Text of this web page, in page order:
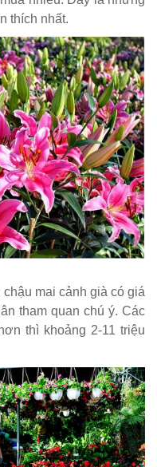
thích nhất.
mai cảnh già có giá
tham quan chú ý. Các
thì khoảng 2-11 triệu